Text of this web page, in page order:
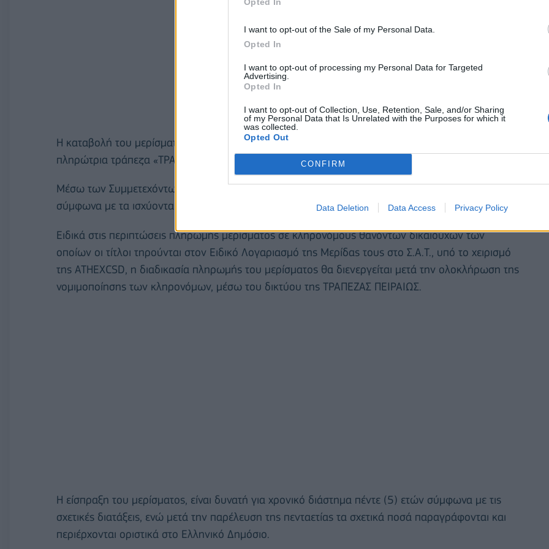
I want to opt-out of the Sale of my Personal Data.
Opted In
I want to opt-out of processing my Personal Data for Targeted
Advertising.
Opted In
I want to opt-out of Collection, Use, Retention, Sale, and/or Sharing
of my Personal Data that Is Unrelated with the Purposes for which it
was collected.
Opted Out
CONFIRM
Data Deletion Data Access Privacy Policy
Η καταβολή του μερίσματος θα πραγματοποιηθεί, την Τετάρτη 30 Αυγούστου 2023 από την
πληρώτρια τράπεζα «ΤΡΑΠΕΖΑ ΠΕΙΡΑΙΩΣ Α.Ε», ως ακολούθως:
Μέσω των Συμμετεχόντων των δικαιούχων στο Σ.Α.Τ. (Τράπεζες και Χρηματιστηριακές Εταιρείες)
σύμφωνα με τα ισχύοντα στον Κανονισμό Λειτουργίας της ΕΛ.Κ.Α.Τ.
Ειδικά στις περιπτώσεις πληρωμής μερίσματος σε κληρονόμους θανόντων δικαιούχων των
οποίων οι τίτλοι τηρούνται στον Ειδικό Λογαριασμό της Μερίδας τους στο Σ.Α.T., υπό το χειρισμό
της ATHEXCSD, η διαδικασία πληρωμής του μερίσματος θα διενεργείται μετά την ολοκλήρωση της
νομιμοποίησης των κληρονόμων, μέσω του δικτύου της ΤΡΑΠΕΖΑΣ ΠΕΙΡΑΙΩΣ.
Η είσπραξη του μερίσματος, είναι δυνατή για χρονικό διάστημα πέντε (5) ετών σύμφωνα με τις
σχετικές διατάξεις, ενώ μετά την παρέλευση της πενταετίας τα σχετικά ποσά παραγράφονται και
περιέρχονται οριστικά στο Ελληνικό Δημόσιο.